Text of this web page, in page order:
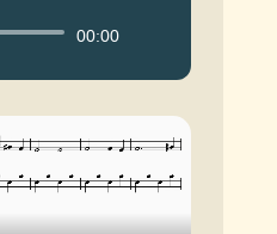
Reproductor00:00